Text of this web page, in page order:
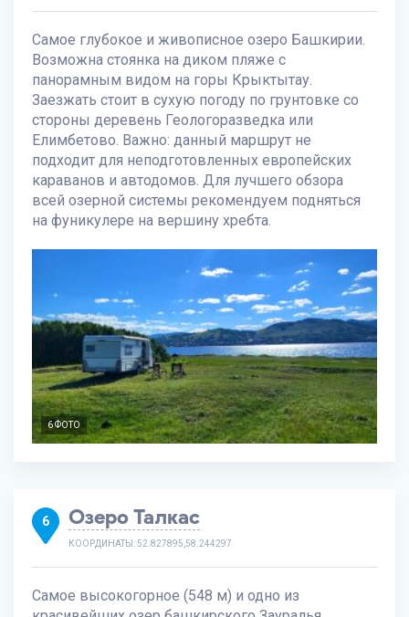
Самое глубокое и живописное озеро Башкирии.
Возможна стоянка на диком пляже с
панорамным видом на горы Крыктытау.
Заезжать стоит в сухую погоду по грунтовке со
стороны деревень Геологоразведка или
Елимбетово. Важно: данный маршрут не
подходит для неподготовленных европейских
караванов и автодомов. Для лучшего обзора
всей озерной системы рекомендуем подняться
на фуникулере на вершину хребта.
6 ФОТО
6 Озеро Талкас
КООРДИНАТЫ: 52.827895,58.244297
Самое высокогорное (548 м) и одно из